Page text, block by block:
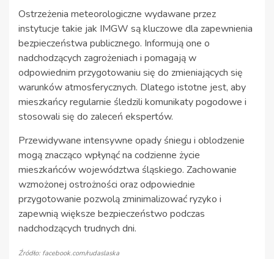
Ostrzeżenia meteorologiczne wydawane przez
instytucje takie jak IMGW są kluczowe dla zapewnienia
bezpieczeństwa publicznego. Informują one o
nadchodzących zagrożeniach i pomagają w
odpowiednim przygotowaniu się do zmieniających się
warunków atmosferycznych. Dlatego istotne jest, aby
mieszkańcy regularnie śledzili komunikaty pogodowe i
stosowali się do zaleceń ekspertów.
Przewidywane intensywne opady śniegu i oblodzenie
mogą znacząco wpłynąć na codzienne życie
mieszkańców województwa śląskiego. Zachowanie
wzmożonej ostrożności oraz odpowiednie
przygotowanie pozwolą zminimalizować ryzyko i
zapewnią większe bezpieczeństwo podczas
nadchodzących trudnych dni.
Źródło: facebook.com/rudaslaska